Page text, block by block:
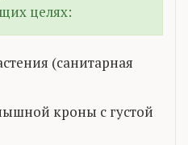
целях:
(санитарная
кроны с густой